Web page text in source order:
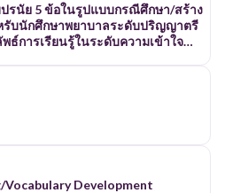
รนัย 5 ข้อในรูปแบบกรณีศึกษา/สร้าง
บนักศึกษาพยาบาลระดับปริญญาตรี
ธ์การเรียนรู้ในระดับความเข้าใจ
นการประชุมกลุ่มย่อยของนักศึกษา
อดคล้องกับหลักการจัดการ
Vocabulary Development